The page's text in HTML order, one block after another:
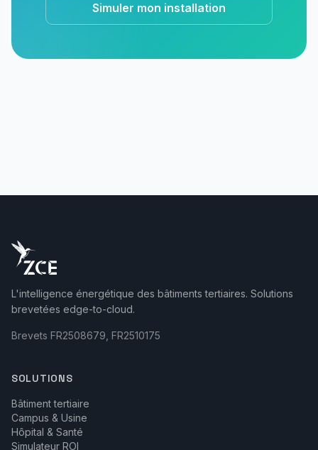
Simuler mon installation
L'intelligence énergétique des bâtiments tertiaires. Solutions
brevetées edge-to-cloud.
Brevets FR2508679, FR2510175
SOLUTIONS
Bâtiment tertiaire
Campus & Usine
Hôpital & Santé
Simulateur ROI